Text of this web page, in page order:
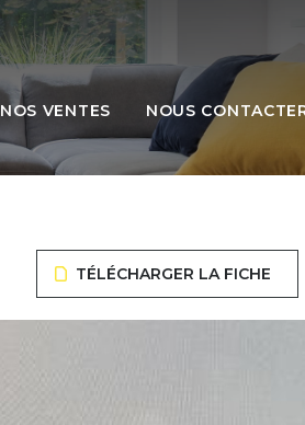
NOS VENTES NOUS
TÉLÉCHARGER LA FICHE